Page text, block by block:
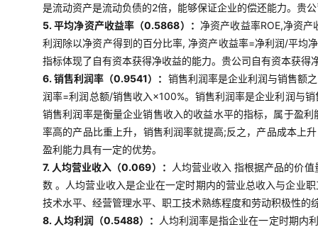
是流动资产是流动负债的2倍，能够保证企业的偿还能力。贵
5. 平均净资产收益率（0.5868）： 净资产收益率ROE,净资
利润除以净资产得到的百分比率, 净资产收益率=净利润/平均
指标体现了自有资本获得净收益的能力。贵公司自有资本获
6. 销售利润率（0.9541）： 销售利润率是企业利润与销售额
润率=利润总额/销售收入×100%。销售利润率是企业利润与
销售利润率是衡量企业销售收入的收益水平的指标，属于盈
率高的产品比重上升，销售利润率就提高;反之，产品成本上
盈利能力具有一定的优势。
7. 人均营业收入（0.069）：
人均营业收入 指根据产品的价
数 。人均营业收入是企业在一定时期内的营业总收入与企业
技术水平、经营管理水平、职工技术熟练程度和劳动积极性
8. 人均利润（0.5488）：
人均利润率是指企业在一定时期内